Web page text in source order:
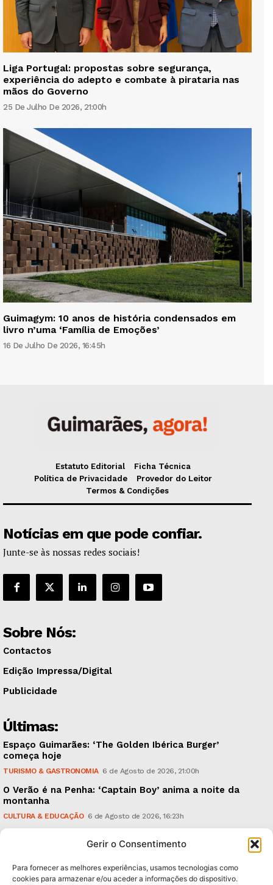
Gerir o Consentimento
Para fornecer as melhores experiências, usamos tecnologias como
cookies para armazenar e/ou aceder a informações do dispositivo.
Liga Portugal: propostas sobre segurança,
experiência do adepto e combate à pirataria nas
mãos do Governo
25 De Julho De 2026, 21:00h
Guimagym: 10 anos de história condensados em
livro n’uma ‘Família de Emoções’
16 De Julho De 2026, 16:45h
Estatuto Editorial
Ficha Técnica
Política de Privacidade
Provedor do Leitor
Termos & Condições
Notícias em que pode confiar.
Junte-se às nossas redes sociais!
Sobre Nós:
Contactos
Edição Impressa/Digital
Publicidade
Últimas:
Espaço Guimarães: ‘The Golden Ibérica Burger’
começa hoje
TURISMO & GASTRONOMIA 6 de Agosto de 2026, 21:00h
O Verão é na Penha: ‘Captain Boy’ anima a noite da
montanha
CULTURA & EDUCAÇÃO 6 de Agosto de 2026, 16:23h
em causa”, garante Ricardo Araújo